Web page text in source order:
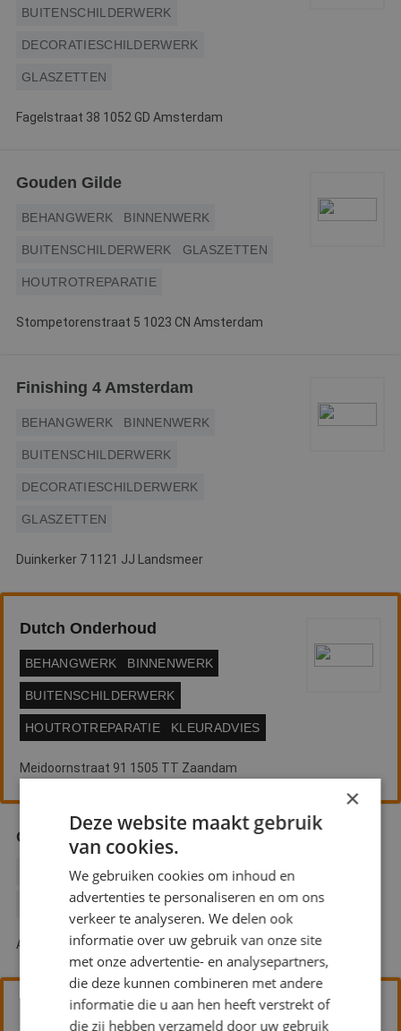
BUITENSCHILDERWERK
DECORATIESCHILDERWERK
GLASZETTEN
Fagelstraat 38 1052 GD Amsterdam
Gouden Gilde
BEHANGWERK BINNENWERK
BUITENSCHILDERWERK GLASZETTEN
HOUTROTREPARATIE
Stompetorenstraat 5 1023 CN Amsterdam
Finishing 4 Amsterdam
BEHANGWERK BINNENWERK
BUITENSCHILDERWERK
DECORATIESCHILDERWERK
GLASZETTEN
Duinkerker 7 1121 JJ Landsmeer
Dutch Onderhoud
BEHANGWERK BINNENWERK
BUITENSCHILDERWERK
HOUTROTREPARATIE KLEURADVIES
Meidoornstraat 91 1505 TT Zaandam
Gebr. Velthuis VOF
BEHANGWERK BINNENWERK BUITENSCHILDERWERK
GLASZETTEN HOUTROTREPARATIE
Abberdaan 180 1046 AB Amsterdam
Schildersbedrijf Mauro van
×
Deze website maakt gebruik
van cookies.
We gebruiken cookies om inhoud en
advertenties te personaliseren en om ons
verkeer te analyseren. We delen ook
informatie over uw gebruik van onze site
met onze advertentie- en analysepartners,
die deze kunnen combineren met andere
informatie die u aan hen heeft verstrekt of
die zij hebben verzameld door uw gebruik